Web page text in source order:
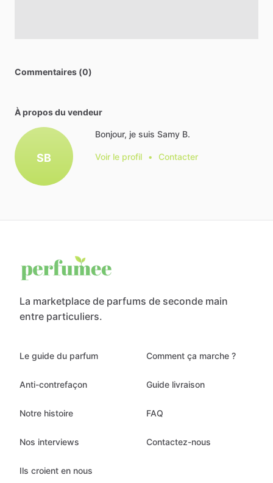
Commentaires (0)
À propos du vendeur
SB
Bonjour, je suis Samy B.
Voir le profil • Contacter
La marketplace de parfums de seconde main
entre particuliers.
Le guide du parfum
Anti-contrefaçon
Notre histoire
Nos interviews
Ils croient en nous
Comment ça marche ?
Guide livraison
FAQ
Contactez-nous